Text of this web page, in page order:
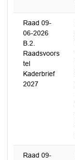
Raad 09-
06-2026
B.2.
Raadsvoors
tel
Kaderbrief
2027
Raad 09-